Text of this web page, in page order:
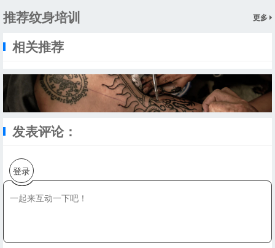
更多
推荐纹身培训
相关推荐
发表评论：
登录